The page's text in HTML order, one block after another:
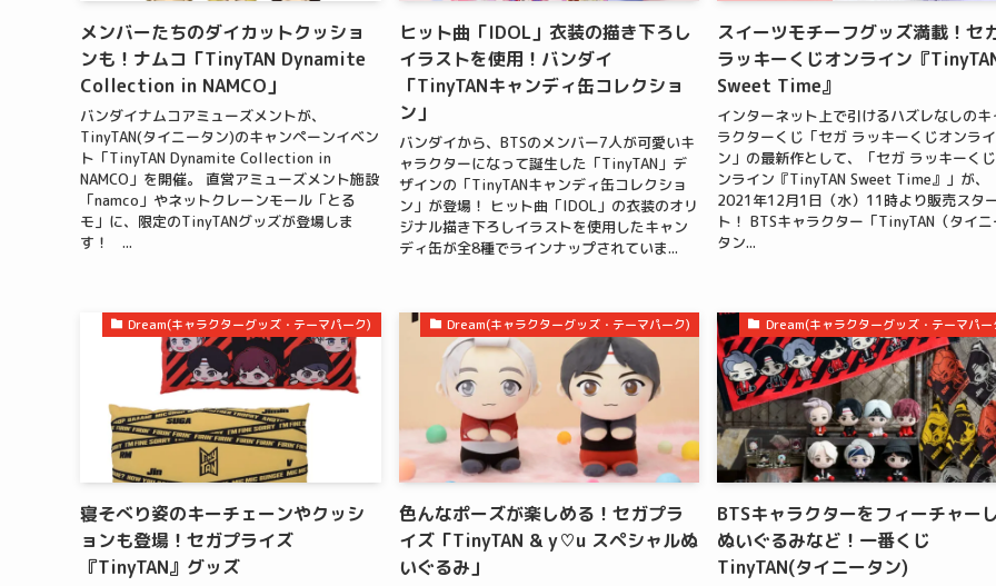
メンバーたちのダイカットクッショ
ンも！ナムコ「TinyTAN Dynamite
Collection in NAMCO」
バンダイナムコアミューズメントが、
TinyTAN(タイニータン)のキャンペーンイベン
ト「TinyTAN Dynamite Collection in
NAMCO」を開催。 直営アミューズメント施設
「namco」やネットクレーンモール「とる
モ」に、限定のTinyTANグッズが登場しま
す！ ...
ヒット曲「IDOL」衣装の描き下ろし
イラストを使用！バンダイ
「TinyTANキャンディ缶コレクショ
ン」
バンダイから、BTSのメンバー7人が可愛いキ
ャラクターになって誕生した「TinyTAN」デ
ザインの「TinyTANキャンディ缶コレクショ
ン」が登場！ ヒット曲「IDOL」の衣装のオリ
ジナル描き下ろしイラストを使用したキャン
ディ缶が全8種でラインナップされていま...
スイーツモチーフグッズ満載！セ
ラッキーくじオンライン『
Sweet Time』
インターネット上で引けるハズレなしのキ
ラクターくじ「セガ ラッキーくじオンライ
ン」の最新作として、「セガ ラッキーく
ンライン『TinyTAN Sweet Time』」が、
2021年12月1日（水）11時より販売スタ
ト！ BTSキャラクター「TinyTAN（タイニ
タン...
Dream(キャラクターグッズ・テーマパーク)
寝そべり姿のキーチェーンやクッシ
ョンも登場！セガプライズ
『TinyTAN』グッズ
Dream(キャラクターグッズ・テーマパーク)
色んなポーズが楽しめる！セガプラ
イズ「TinyTAN & y♡u スペシャルぬ
いぐるみ」
Dream(キャラクターグッズ・テーマパー
BTSキャラクターをフィーチャー
ぬいぐるみなど！一番くじ
TinyTAN(タイニータン)